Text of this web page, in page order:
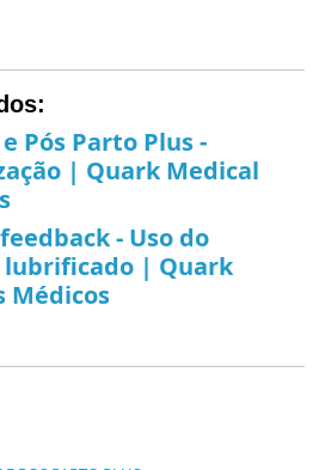
Pós Parto Plus -
| Quark Medical
- Uso do
| Quark
Médicos